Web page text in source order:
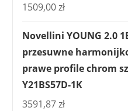
1509,00zł
Novellini YOUNG 2.0
przesuwne
prawe profile chrom
Y21BS57D-1K
3591,87zł